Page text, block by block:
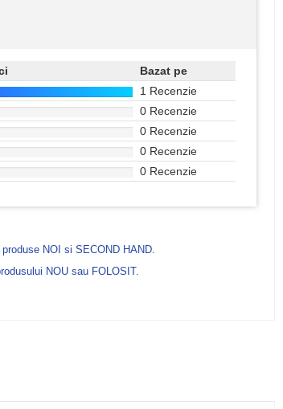
Bazat pe
1 Recenzie
0 Recenzie
0 Recenzie
0 Recenzie
0 Recenzie
NOI si SECOND HAND.
NOU sau FOLOSIT.